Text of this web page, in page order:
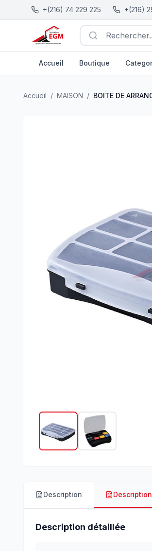
+(216) 74 229 225 +(216)
Accueil Boutique
Accueil / MAISON / BOITE DE
Description
Description détaillée